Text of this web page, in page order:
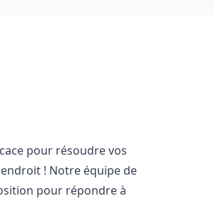
pour résoudre vos
! Notre équipe de
pour répondre à